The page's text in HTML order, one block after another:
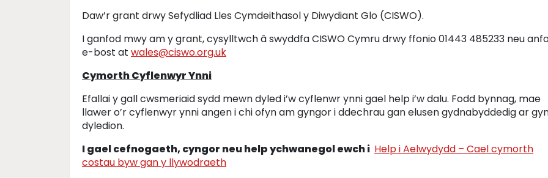
Daw’r grant drwy Sefydliad Lles Cymdeithasol y Diwydiant Glo (CISWO).
I ganfod mwy am y grant, cysylltwch â swyddfa CISWO Cymru drwy ffonio 01443 485233 neu
e-bost at wales@ciswo.org.uk
Cymorth Cyflenwyr Ynni
Efallai y gall cwsmeriaid sydd mewn dyled i’w cyflenwr ynni gael help i’w dalu. Fodd bynnag, mae
llawer o’r cyflenwyr ynni angen i chi ofyn am gyngor i ddechrau gan elusen gydnabyddedig ar
dyledion.
I gael cefnogaeth, cyngor neu help ychwanegol ewch i Help i Aelwydydd – Cael cymorth
costau byw gan y llywodraeth